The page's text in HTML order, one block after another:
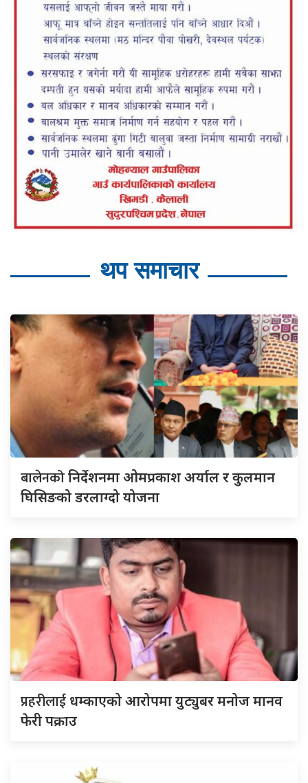
थप समाचार
बालेनकोनिर्देशनमा ओमप्रकाश अर्याल र कुलमान
घिसिङको डरलाग्दो योजना
प्रहरीलाई धम्काएको आरोपमा युट्युबर मनोज मानव
फेरी पक्राउ